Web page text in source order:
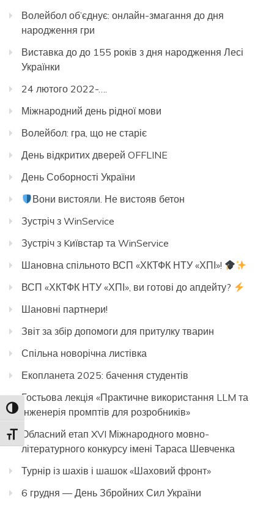
Toggle High Contrast
Toggle Font size
Волейбол об’єднує: онлайн-змагання до дня
народження гри
Виставка до до 155 років з дня народження Лесі
Українки
24 лютого 2022-….
Міжнародний день рідної мови
Волейбол: гра, що не старіє
День відкритих дверей OFFLINE
День Соборності України
Вони вистояли. Не вистояв бетон
Зустріч з WinService
Зустріч з Kиївстар та WinService
Шановна спільното ВСП «ХКТФК НТУ «ХПІ»!
ВСП «ХКТФК НТУ «ХПІ», ви готові до апдейту?
Шановні партнери!
Звіт за збір допомоги для притулку тварин
Спільна новорічна листівка
Екопланета 2025: бачення студентів
Гостьова лекція «Практичне використання LLM та
інженерія промптів для розробників»
Обласний етап XVI Міжнародного мовно-
літературного конкурсу імені Тараса Шевченка
Турнір із шахів і шашок «Шаховий фронт»
6 грудня — День Збройних Сил України